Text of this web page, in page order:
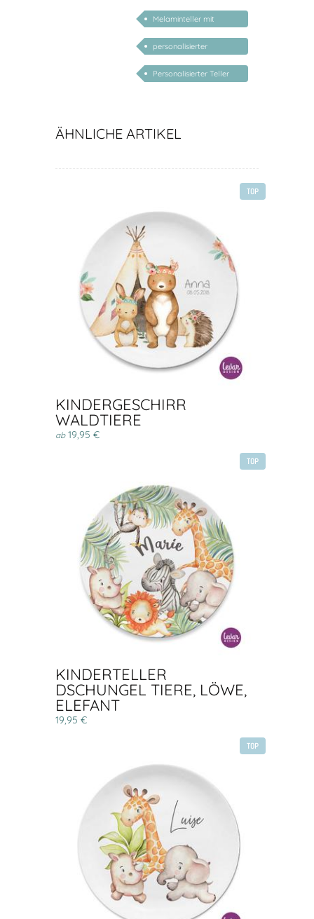
2026
Melaminteller mit
Namen
personalisierter
Buchstaben Teller
Personalisierter Teller
ÄHNLICHE ARTIKEL
TOP
KINDERGESCHIRR
WALDTIERE
ab19,95 €
TOP
KINDERTELLER
DSCHUNGEL TIERE, LÖWE,
ELEFANT
19,95 €
TOP